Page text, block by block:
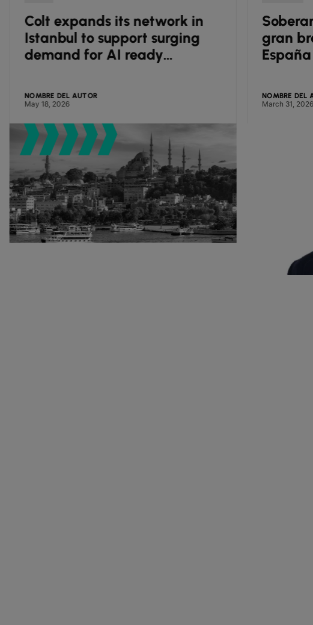
expands its network in
to support surging
for AI ready
DEL AUTOR
18, 2026
Soberanía
gran brecha
España
NOMBRE DEL AUTOR
March 31, 2026